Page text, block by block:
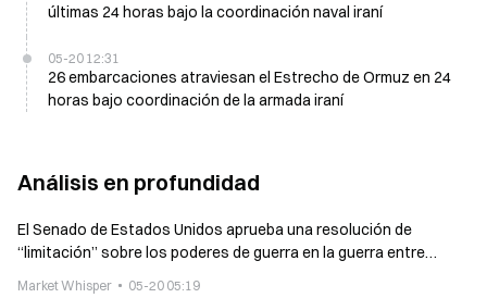
últimas 24 horas bajo la coordinación naval iraní
05-20 12:31
26 embarcaciones atraviesan el Estrecho de Ormuz en 24
horas bajo coordinación de la armada iraní
Análisis en profundidad
El Senado de Estados Unidos aprueba una resolución de
“limitación” sobre los poderes de guerra en la guerra entre
Market Whisper 05-20 05:19